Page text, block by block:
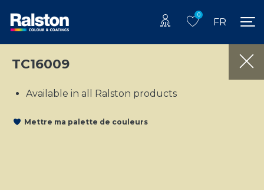
0
FR
TC16009
Available in all Ralston products
Mettre ma palette de couleurs